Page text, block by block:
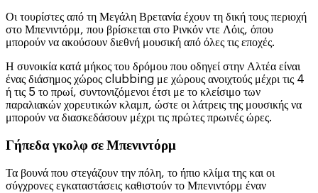
Οι τουρίστες από τη Μεγάλη Βρετανία έχουν τη δική τους περιοχή
στο Μπενιντόρμ, που βρίσκεται στο Ρινκόν ντε Λόις, όπου
μπορούν να ακούσουν διεθνή μουσική από όλες τις εποχές.
Η συνοικία κατά μήκος του δρόμου που οδηγεί στην Αλτέα είναι
ένας διάσημος χώρος clubbing με χώρους ανοιχτούς μέχρι τις 4
ή τις 5 το πρωί, συντονιζόμενοι έτσι με το κλείσιμο των
παραλιακών χορευτικών κλαμπ, ώστε οι λάτρεις της μουσικής να
μπορούν να διασκεδάσουν μέχρι τις πρώτες πρωινές ώρες.
Γήπεδα γκολφ σε Μπενιντόρμ
Τα βουνά που στεγάζουν την πόλη, το ήπιο κλίμα της και οι
σύγχρονες εγκαταστάσεις καθιστούν το Μπενιντόρμ έναν